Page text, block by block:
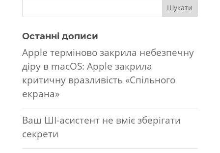
Останні дописи
Apple терміново закрила небезпечну
діру в macOS: Apple закрила
критичну вразливість «Спільного
екрана»
Ваш ШІ-асистент не вміє зберігати
секрети